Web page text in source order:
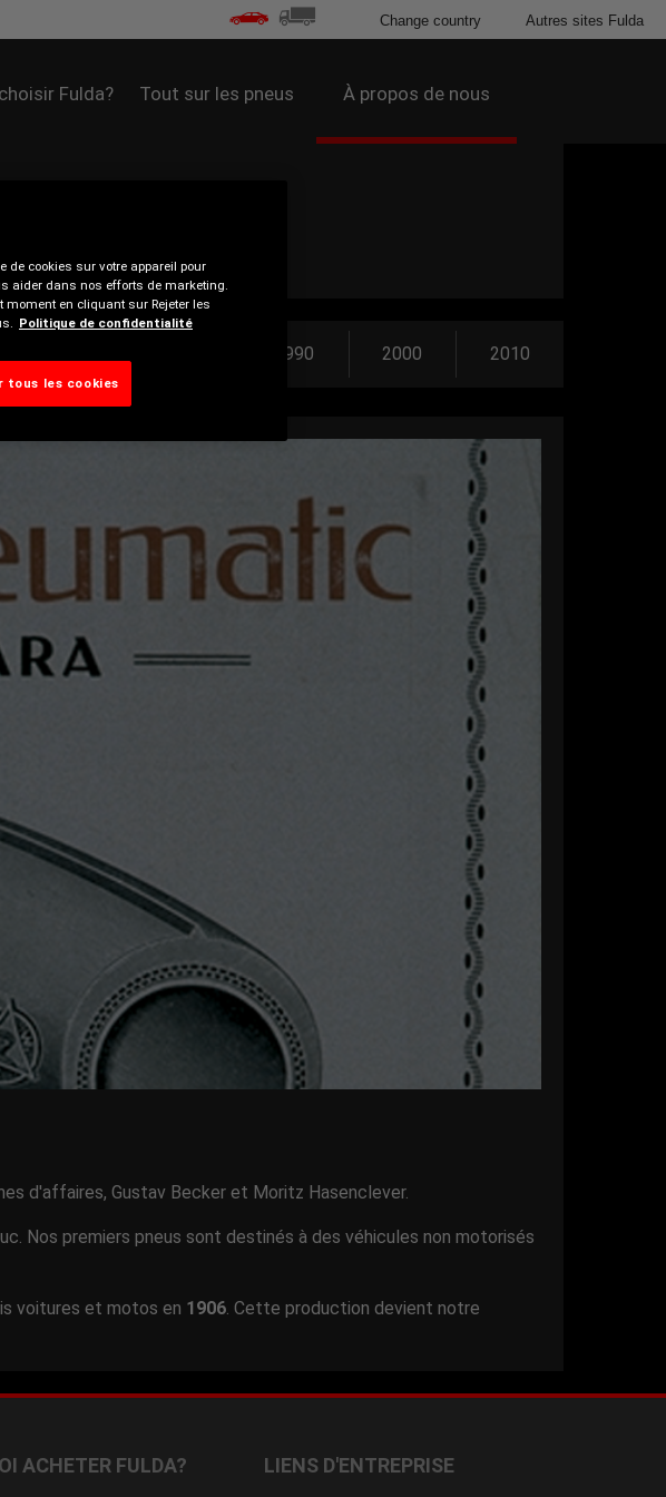
Fulda? Tout sur les pneus À propos de nous
Change country Autres sites Fulda
1990 2000 2010
d'affaires, Gustav Becker et Moritz Hasenclever.
Nos premiers pneus sont destinés à des véhicules non motorisés
voitures et motos en 1906. Cette production devient notre
ACHETER FULDA? LIENS D'ENTREPRISE
de cookies sur votre appareil pour
aider dans nos efforts de marketing.
moment en cliquant sur Rejeter les
Politique de confidentialité
tous les cookies